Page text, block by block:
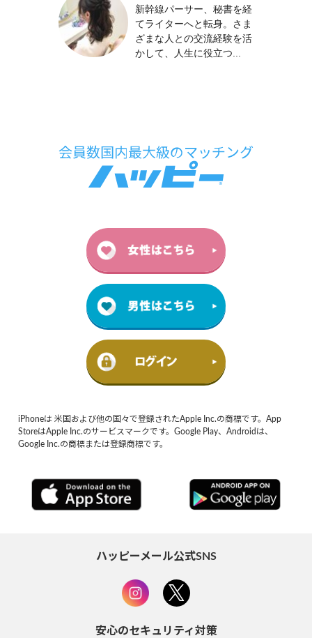
新幹線パーサー、秘書を経
てライターへと転身。さま
ざまな人との交流経験を活
かして、人生に役立つ...
iPhoneは 米国および他の国々で登録されたApple Inc.の商標です。App
StoreはApple Inc.のサービスマークです。Google Play、Androidは、
Google Inc.の商標または登録商標です。
ハッピーメール公式SNS
安心のセキュリティ対策